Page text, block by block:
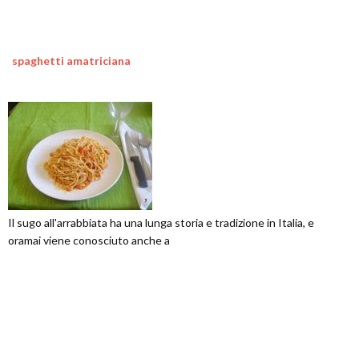
spaghetti amatriciana
Il sugo all'arrabbiata ha una lunga storia e tradizione in Italia, e
oramai viene conosciuto anche a